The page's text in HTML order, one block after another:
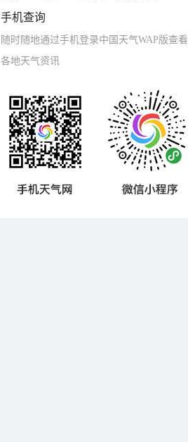
手机查询
随时随地通过手机登录中国天气WAP版查看
各地天气资讯